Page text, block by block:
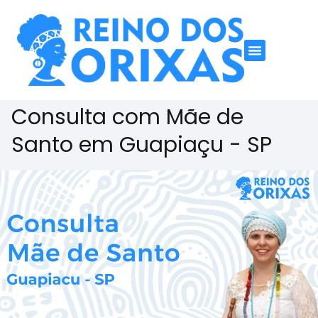
Consulta com Mãe de
Santo em Guapiaçu - SP